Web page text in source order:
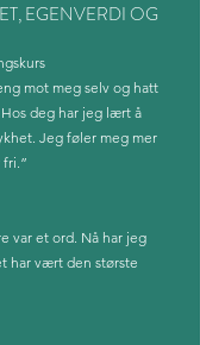
EGENVERDI OG
mot meg selv og hatt
deg har jeg lært å
Jeg føler meg mer
var et ord. Nå har jeg
har vært den største